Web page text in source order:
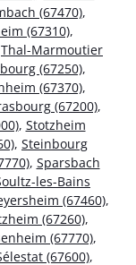
(67470),
(67310),
Thal-Marmoutier
(67250),
(67370),
(67200),
, Stotzheim
, Steinbourg
, Sparsbach
les-Bains
(67460),
(67260),
(67770),
(67600),